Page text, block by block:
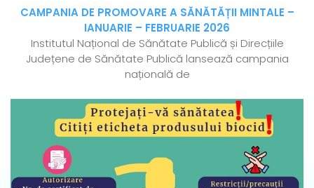
CAMPANIA DE PROMOVARE A SĂNĂTĂȚII MINTALE –
IANUARIE – FEBRUARIE 2026
Institutul Național de Sănătate Publică și Direcțiile
Județene de Sănătate Publică lansează campania
națională de